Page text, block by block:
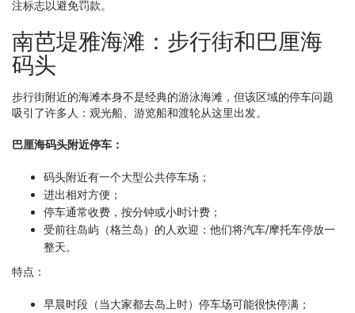
注标志以避免罚款。
南芭堤雅海滩：步行街和巴厘海
码头
步行街附近的海滩本身不是经典的游泳海滩，但该区域的停车问题
吸引了许多人：观光船、游览船和渡轮从这里出发。
巴厘海码头附近停车：
码头附近有一个大型公共停车场；
进出相对方便；
停车通常收费，按分钟或小时计费；
受前往岛屿（格兰岛）的人欢迎：他们将汽车/摩托车停放一
整天。
特点：
早晨时段（当大家都去岛上时）停车场可能很快停满；